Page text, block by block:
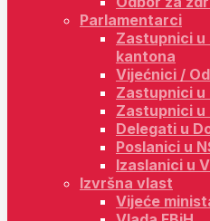
Parlamentarci
Zastupnici u
kantona
Vijećnici /
Zastupnici u
Zastupnici u
Delegati u
Poslanici u
Izaslanici u
Izvršna vlast
Vijeće